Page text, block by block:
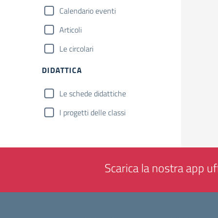
Calendario eventi
Articoli
Le circolari
DIDATTICA
Le schede didattiche
I progetti delle classi
Scarica la nostra app